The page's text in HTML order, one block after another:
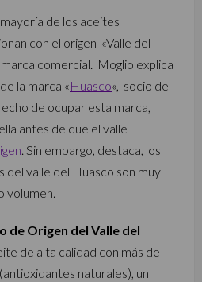
de los aceites
con el origen «Valle del
comercial. Moglio explica
la marca «Huasco«, socio de
de ocupar esta marca,
antes de que el valle
. Sin embargo, destaca, los
valle del Huasco son muy
volumen.
de Origen del Valle del
de alta calidad con más de
naturales), un